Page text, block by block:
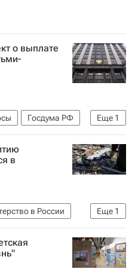
о выплате
Еще 1
Госдума РФ
в
Еще 1
в России